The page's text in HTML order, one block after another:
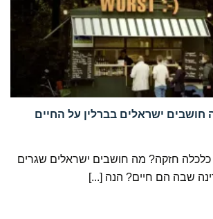
ישראלים בברלין על החיים
כלכלה חזקה? מה חושבים ישראלים שגרים
שבה הם חיים? הנה [...]